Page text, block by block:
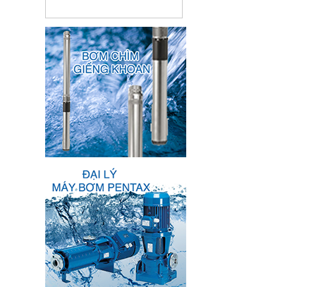
https:/www.high-
endrolex.com/13